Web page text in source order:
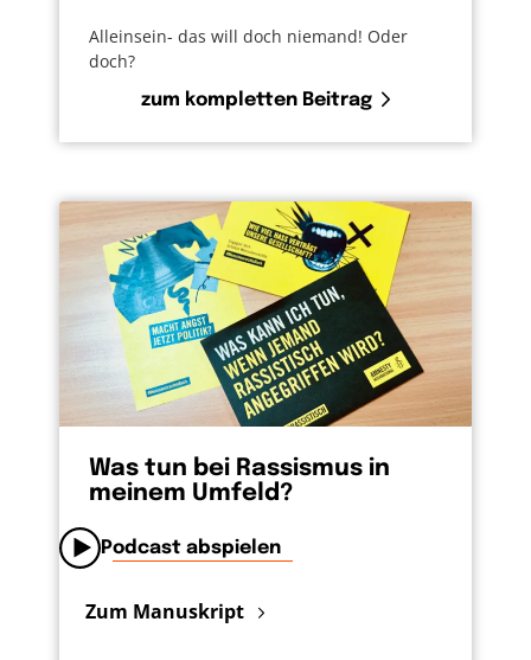
Alleinsein- das will doch niemand! Oder
doch?
zum kompletten Beitrag
Was tun bei Rassismus in
meinem Umfeld?
Podcast abspielen
Zum Manuskript